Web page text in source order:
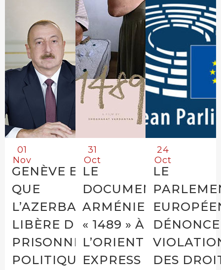
01
Nov
GENÈVE EXIGE
QUE
L’AZERBAÏDJAN
LIBÈRE DES
PRISONNIERS
POLITIQUES
31
Oct
LE
DOCUMENTAIRE
ARMÉNIEN
« 1489 » À
L’ORIENT
EXPRESS FILM
24
Oct
LE
DES